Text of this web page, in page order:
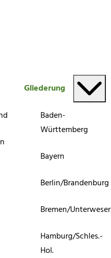
Gliederung
Baden-
Württemberg
Bayern
Berlin/Brandenburg
Bremen/Unterweser
Hamburg/Schles.-
Hol.